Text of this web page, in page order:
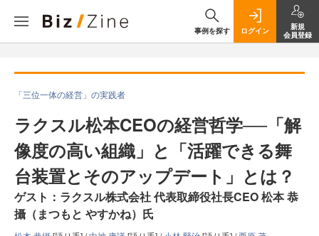
事例を探す ログイン
新規
会員登録
「三位一体の経営」の実践者
ラクスル松本CEOの経営哲学──「解
像度の高い組織」と「活躍できる舞
台装置とそのアップデート」とは？
ゲスト：ラクスル株式会社 代表取締役社長CEO 松本 恭
攝（まつもと やすかね）氏